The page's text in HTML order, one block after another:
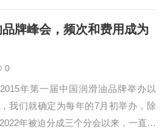
径，而不是所谓的方案、思路，一定
自具体可见可感受的东西，才有变现
…
牌峰会，频次和费用成为
0
年第一届中国润滑油品牌举办以
我们就确定为每年的7月初举办，除
年被迫分成三个分会以来，一直按